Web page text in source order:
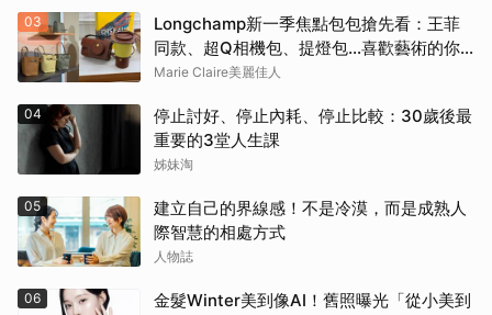
03
Longchamp新一季焦點包包搶先看：王菲
同款、超Q相機包、提燈包…喜歡藝術的你
還會愛上這款
Marie Claire美麗佳人
04
停止討好、停止內耗、停止比較：30歲後最
重要的3堂人生課
姊妹淘
05
建立自己的界線感！不是冷漠，而是成熟人
際智慧的相處方式
人物誌
06
金髮Winter美到像AI！舊照曝光「從小美到